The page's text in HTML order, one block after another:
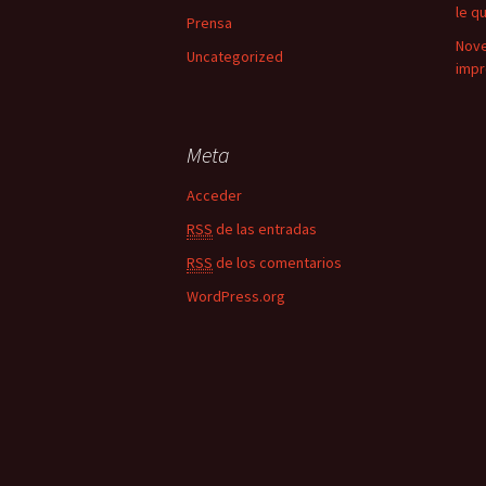
le
Prensa
Uncategorized
Meta
Acceder
RSS de las entradas
RSS de los comentarios
WordPress.org